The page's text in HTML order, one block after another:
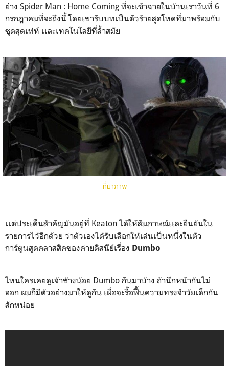
ย่าง Spider Man : Home Coming ที่จะเข้าฉายในบ้านเราวันที่ 6
กรกฎาคมที่จะถึงนี้ โดยเขารับบทเป็นตัวร้ายสุดโหดที่มาพร้อมกับ
ชุดสุดเท่ห์ เเละเทคโนโลยีที่ล้ำสมัย
ที่มาภาพ
เเต่ประเด็นสำคัญมันอยู่ที่ Keaton ได้ให้สัมภาษณ์เเละยืนยันใน
รายการไว้อีกด้วย ว่าตัวเองได้รับเลือกให้เล่นเป็นหนึ่งในตัว
การ์ตูนสุดคลาสสิคของค่ายดิสนีย์เรื่อง Dumbo
ไหนใครเคยดูเจ้าช้างน้อย Dumbo กันมาบ้าง ถ้านึกหน้ากันไม่
ออก ผมก็มีตัวอย่างมาให้ดูกัน เผื่อจะรื้อฟื้นความทรงจำวัยเด็กกัน
สักหน่อย